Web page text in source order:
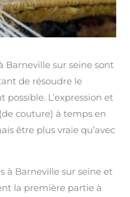
Barneville sur seine sont
de résoudre le
L’expression et
couture) à temps en
être plus vraie qu’avec
à Barneville sur seine et
la première partie à